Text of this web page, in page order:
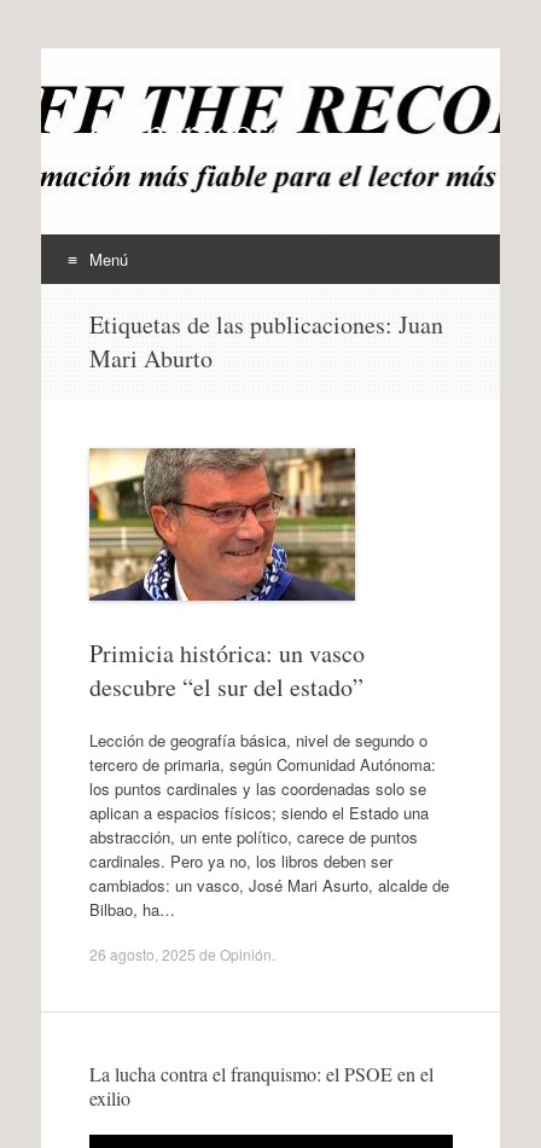
offtherecord
OTR
Menú
contenido
Etiquetas de las publicaciones: Juan
Mari Aburto
Primicia histórica: un vasco
descubre “el sur del estado”
Lección de geografía básica, nivel de segundo o
tercero de primaria, según Comunidad Autónoma:
los puntos cardinales y las coordenadas solo se
aplican a espacios físicos; siendo el Estado una
abstracción, un ente político, carece de puntos
cardinales. Pero ya no, los libros deben ser
cambiados: un vasco, José Mari Asurto, alcalde de
Bilbao, ha…
26 agosto, 2025 de Opinión
La lucha contra el franquismo: el PSOE en el
exilio